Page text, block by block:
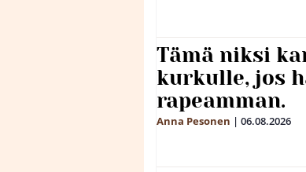
Tämä niksi
kurkulle, jos
rapeamman.
Anna Pesonen | 06.08.2026